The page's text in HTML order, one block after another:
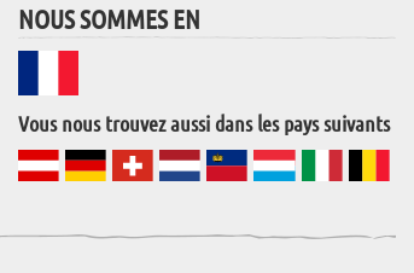
NOUS SOMMES EN
Vous nous trouvez aussi dans les pays suivants